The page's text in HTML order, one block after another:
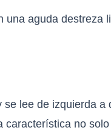
aguda destreza
lee de izquierda a
característica no